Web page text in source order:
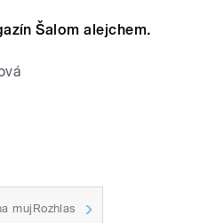
Šalom alejchem.
mujRozhlas